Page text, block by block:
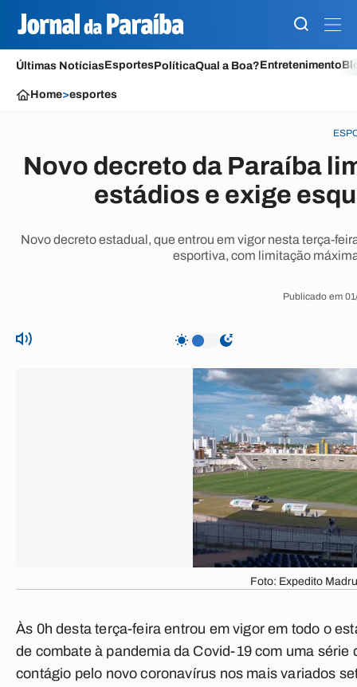
Últimas NotíciasEsportesPolíticaQual a Boa?Entretenimento
Home>esportes
Novo decreto da Paraíba
estádios e exige
Novo decreto estadual, que entrou em vigor nesta terça-
esportiva, com limitação
Publicado em
Foto: Expedito
Às 0h desta terça-feira entrou em vigor em todo o
de combate à pandemia da Covid-19 com uma
contágio pelo novo coronavírus nos mais variados